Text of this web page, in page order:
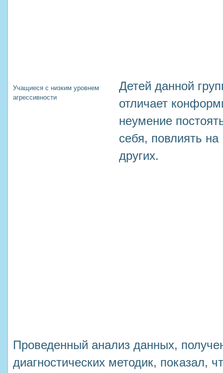
Учащиеся с низким уровнем
агрессивности
Детей данной
отличает
неумение
себя, повлиять на
других.
Проведенный анализ данных,
диагностических методик, показал,